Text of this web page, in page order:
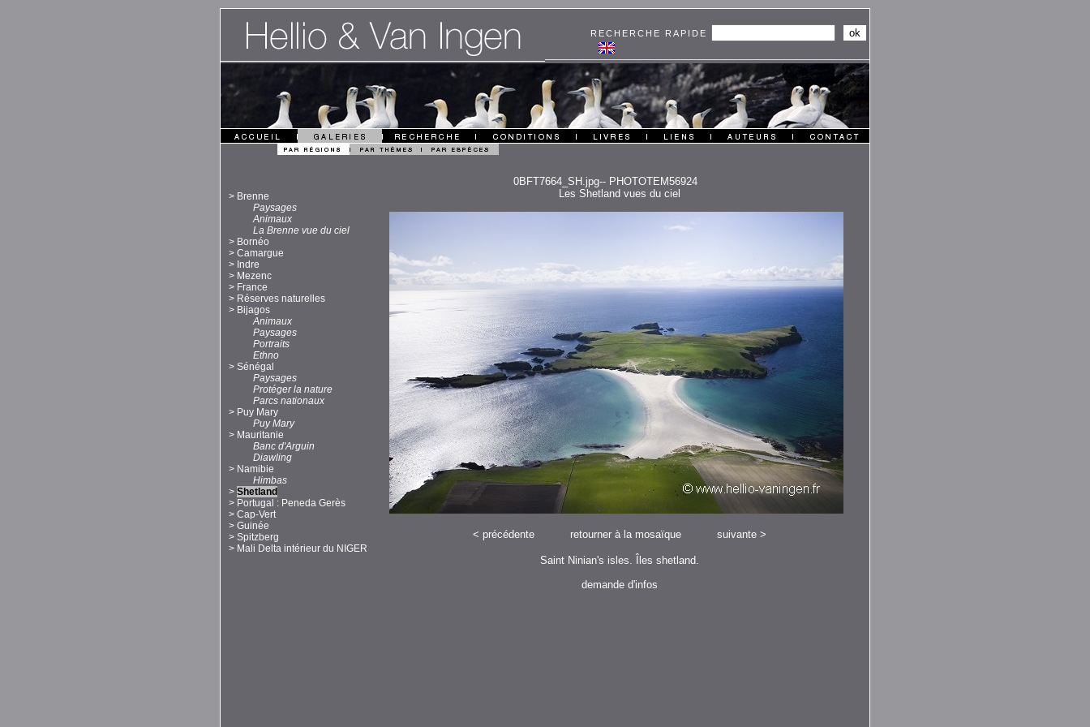
RECHERCHE RAPIDE
0BFT7664_SH.jpg-- PHOTOTEM56924
> Brenne
Paysages
Animaux
La Brenne vue du ciel
> Bornéo
> Camargue
> Indre
> Mezenc
> France
> Réserves naturelles
> Bijagos
Animaux
Paysages
Portraits
Ethno
> Sénégal
Paysages
Protéger la nature
Parcs nationaux
> Puy Mary
Puy Mary
> Mauritanie
Banc d'Arguin
Diawling
> Namibie
Himbas
> Shetland
> Portugal : Peneda Gerès
> Cap-Vert
> Guinée
> Spitzberg
> Mali Delta intérieur du NIGER
Les Shetland vues du ciel
< précédente retourner à la mosaïque suivante>
Saint Ninian's isles. Îles shetland.
demande d'infos